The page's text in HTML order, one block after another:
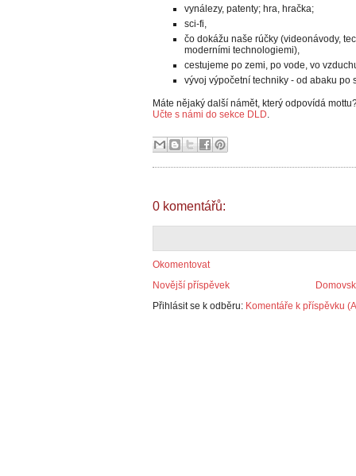
vynálezy, patenty; hra, hračka;
sci-fi,
čo dokážu naše rúčky (videonávody,
moderními technologiemi),
cestujeme po zemi, po vode, vo
vývoj výpočetní techniky - od abaku po
Máte nějaký další námět, který odpovídá
Učte s námi do sekce DLD.
0 komentářů:
Okomentovat
Novější příspěvek
Přihlásit se k odběru: Komentáře k příspěvku